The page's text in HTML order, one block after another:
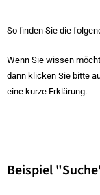
So finden Sie die
Wenn Sie wissen
dann klicken Sie bitte
eine kurze Erklärung.
Beispiel